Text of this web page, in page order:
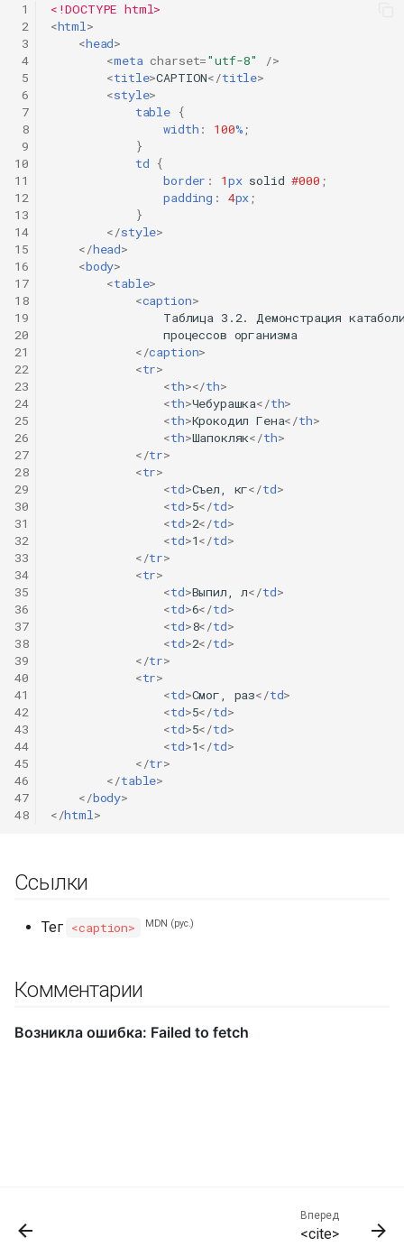
1
2
3
4
5
6
7
8
9
10
11
12
13
14
15
16
17
18
19
20
21
22
23
24
25
26
27
28
29
30
31
32
33
34
35
36
37
38
39
40
41
42
43
44
45
46
47
48
<!DOCTYPE html>
<html>
<head>
<meta charset="utf-8"
/>
<title>CAPTION</title>
<style>
table {
width : 100%;
}
td {
border : 1px solid #000 ;
padding : 4px;
}
</style>
</head>
<body>
<table>
<caption>
Таблица 3.2. Демонстрация
                процессов организма
</caption>
<tr>
<th></th>
<th>Чебурашка</th>
<th>Крокодил Гена</th>
<th>Шапокляк</th>
</tr>
<tr>
<td>Съел, кг</td>
<td>5</td>
<td>2</td>
<td>1</td>
</tr>
<tr>
<td>Выпил, л</td>
<td>6</td>
<td>8</td>
<td>2</td>
</tr>
<tr>
<td>Смог, раз</td>
<td>5</td>
<td>5</td>
<td>1</td>
</tr>
</table>
</body>
</html>
Ссылки
Тег <caption> MDN (рус.)
Комментарии
Вперед
<cite>